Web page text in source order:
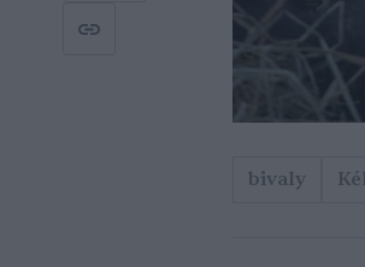
bivaly